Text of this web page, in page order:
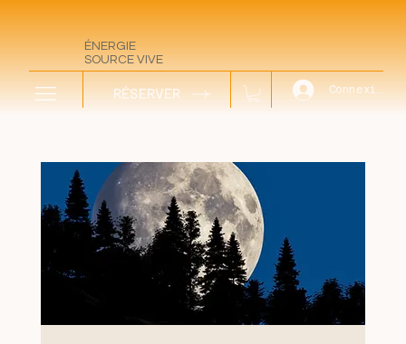
ÉNERGIE
SOURCE VIVE
RÉSERVER Connexion